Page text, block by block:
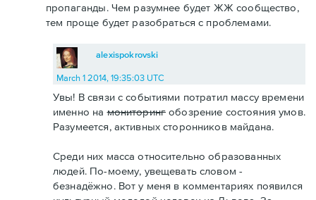
пропаганды. Чем разумнее будет ЖЖ сообщество,
тем проще будет разобраться с проблемами.
alexispokrovski
March 1 2014, 19:35:03 UTC
Увы! В связи с событиями потратил массу времени
именно намониторинг обозрение состояния умов.
Разумеется, активных сторонников майдана.
Среди них масса относительно образованных
людей. По-моему, увещевать словом -
безнадёжно. Вот у меня в комментариях появился